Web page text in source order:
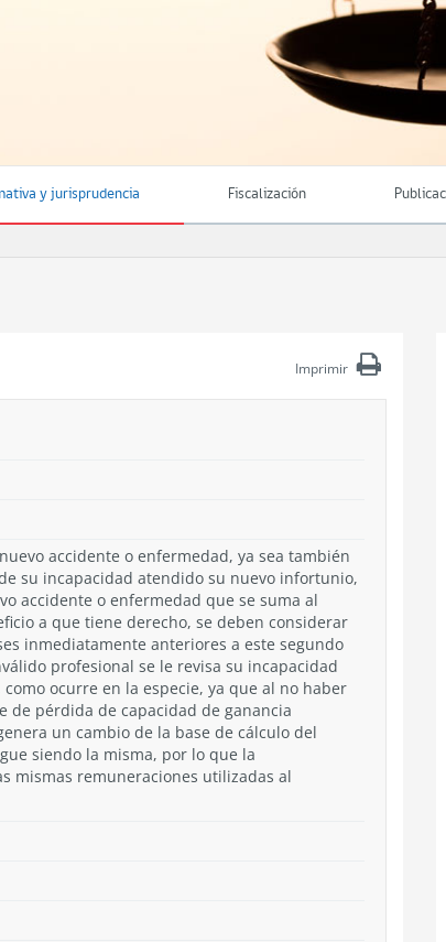
y jurisprudencia Fiscalización
Imprimir
accidente o enfermedad, ya sea también
su incapacidad atendido su nuevo infortunio,
accidente o enfermedad que se suma al
a que tiene derecho, se deben considerar
inmediatamente anteriores a este segundo
profesional se le revisa su incapacidad
ocurre en la especie, ya que al no haber
de pérdida de capacidad de ganancia
un cambio de la base de cálculo del
siendo la misma, por lo que la
mismas remuneraciones utilizadas al